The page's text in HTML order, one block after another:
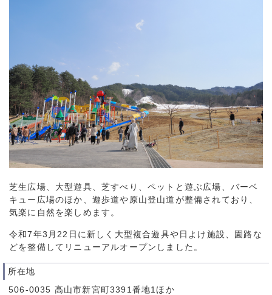
芝生広場、大型遊具、芝すべり、ペットと遊ぶ広場、バーベ
キュー広場のほか、遊歩道や原山登山道が整備されており、
気楽に自然を楽しめます。
令和7年3月22日に新しく大型複合遊具や日よけ施設、園路な
どを整備してリニューアルオープンしました。
所在地
506-0035 高山市新宮町3391番地1ほか